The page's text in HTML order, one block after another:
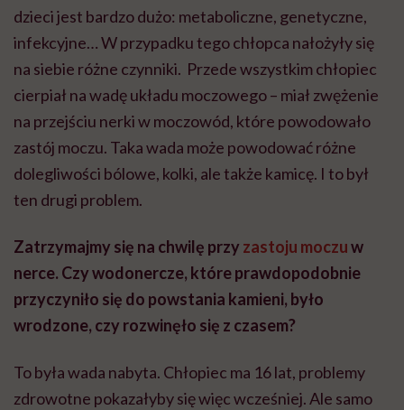
dzieci jest bardzo dużo: metaboliczne, genetyczne,
infekcyjne… W przypadku tego chłopca nałożyły się
na siebie różne czynniki. Przede wszystkim chłopiec
cierpiał na wadę układu moczowego – miał zwężenie
na przejściu nerki w moczowód, które powodowało
zastój moczu. Taka wada może powodować różne
dolegliwości bólowe, kolki, ale także kamicę. I to był
ten drugi problem.
Zatrzymajmy się na chwilę przy zastoju moczuw
nerce. Czy wodonercze, które prawdopodobnie
przyczyniło się do powstania kamieni, było
wrodzone, czy rozwinęło się z czasem?
To była wada nabyta. Chłopiec ma 16 lat, problemy
zdrowotne pokazałyby się więc wcześniej. Ale samo